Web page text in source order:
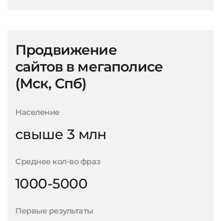
Продвижение
сайтов в мегаполисе
(Мск, Спб)
Население
свыше 3 млн
Среднее кол-во фраз
1000-5000
Первые результаты